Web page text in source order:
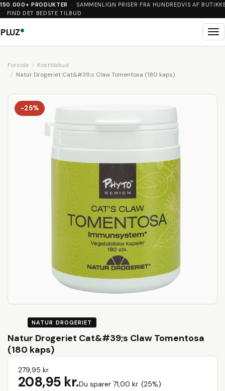
150.000+ PRODUKTER
· SAMMENLIGN PRISER FRA HUNDREDVIS AF
· FIND DET BEDSTE TILBUD
PLUZ
Forside
Kosttilskud
Natur Drogeriet Cat&#39;s Claw Tomentosa (180 kaps)
-25%
NATUR DROGERIET
Natur Drogeriet Cat&#39;s Claw Tomentosa
(180 kaps)
279,95 kr.
208,95 kr.Du sparer 71,00 kr. (25%)